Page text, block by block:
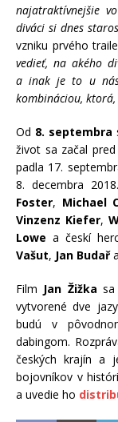
najatraktívnejšie
diváci si dnes
vzniku prvého
vedieť, na akého
a inak je to u
kombináciou, ktorá,
Od 8. septembra
život sa začal
padla 17.
8. decembra
Foster, Michael
Vinzenz Kiefer,
Lowe a českí
Vašut, Jan Budařa
Film Jan Žižka
vytvorené dve
budú v
dabingom.
českých krajín a
bojovníkov v
a uvedie ho